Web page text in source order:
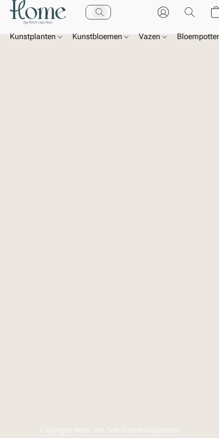
Kunstplanten Kunstbloemen Vazen
Copyright Peter van Son Interieurobjecten